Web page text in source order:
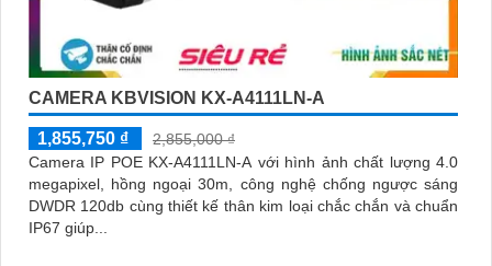
CAMERA KBVISION KX-A4111LN-A
1,855,750 ₫
2,855,000 ₫
Camera IP POE KX-A4111LN-A với hình ảnh chất lượng 4.0
megapixel, hồng ngoại 30m, công nghệ chống ngược sáng
DWDR 120db cùng thiết kế thân kim loại chắc chắn và chuẩn
IP67 giúp...